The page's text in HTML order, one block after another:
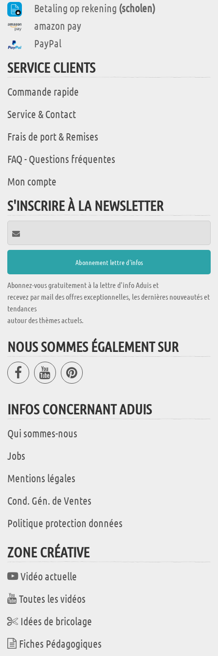
Betaling op rekening (scholen)
amazon pay
PayPal
SERVICE CLIENTS
Commande rapide
Service & Contact
Frais de port & Remises
FAQ - Questions fréquentes
Mon compte
S'INSCRIRE À LA NEWSLETTER
Abonnez-vous gratuitement à la lettre d'info Aduis et
recevez par mail des offres exceptionnelles, les dernières nouveautés et
tendances
autour des thèmes actuels.
NOUS SOMMES ÉGALEMENT SUR
INFOS CONCERNANT ADUIS
Qui sommes-nous
Jobs
Mentions légales
Cond. Gén. de Ventes
Politique protection données
ZONE CRÉATIVE
Vidéo actuelle
Toutes les vidéos
Idées de bricolage
Fiches Pédagogiques